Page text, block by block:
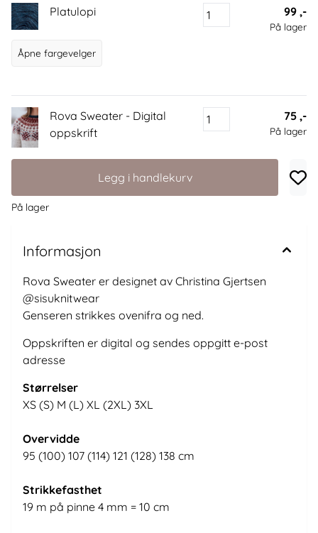
Platulopi 99 ,-
På lager
Åpne fargevelger
Rova Sweater - Digital
oppskrift
75 ,-
På lager
Legg i handlekurv
På lager
Informasjon
Rova Sweater er designet av Christina Gjertsen
@sisuknitwear
Genseren strikkes ovenifra og ned.
Oppskriften er digital og sendes oppgitt e-post
adresse
Størrelser
XS (S) M (L) XL (2XL) 3XL
Overvidde
95 (100) 107 (114) 121 (128) 138 cm
Strikkefasthet
19 m på pinne 4 mm = 10 cm